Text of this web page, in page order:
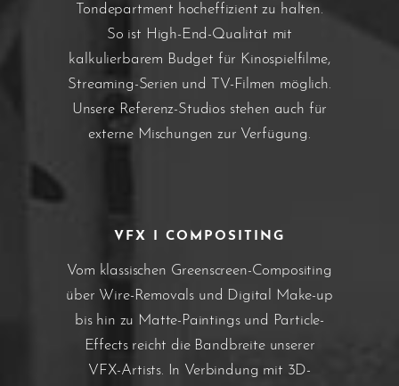
Tondepartment hocheffizient zu halten.
So ist High-End-Qualität mit
kalkulierbarem Budget für Kinospielfilme,
Streaming-Serien und TV-Filmen möglich.
Unsere Referenz-Studios stehen auch für
externe Mischungen zur Verfügung.
VFX I COMPOSITING
Vom klassischen Greenscreen-Compositing
über Wire-Removals und Digital Make-up
bis hin zu Matte-Paintings und Particle-
Effects reicht die Bandbreite unserer
VFX-Artists. In Verbindung mit 3D-